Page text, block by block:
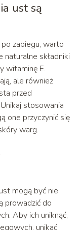
ust są
zabiegu, warto
naturalne składniki
witaminę E.
ale również
przed
stosowania
one przyczynić się
warg.
mogą być nie
prowadzić do
Aby ich uniknąć,
unikać